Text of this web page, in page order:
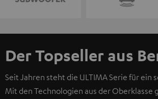
Der Topseller aus
Seit Jahren steht die ULTIMA Serie für ein
Mit den Technologien aus der Oberklasse